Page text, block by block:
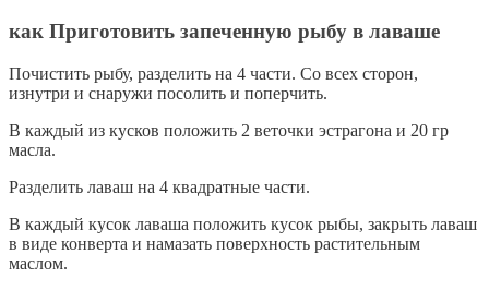
как Приготовить запеченную рыбу в лаваше
Почистить рыбу, разделить на 4 части. Со всех сторон,
изнутри и снаружи посолить и поперчить.
В каждый из кусков положить 2 веточки эстрагона и 20 гр
масла.
Разделить лаваш на 4 квадратные части.
В каждый кусок лаваша положить кусок рыбы, закрыть лаваш
в виде конверта и намазать поверхность растительным
маслом.